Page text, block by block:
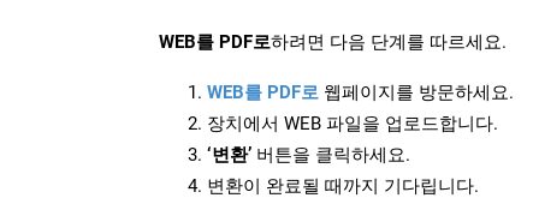
WEB를 PDF로하려면 다음 단계를 따르세요.
WEB를 PDF로 웹페이지를 방문하세요.
장치에서 WEB 파일을 업로드합니다.
‘변환’ 버튼을 클릭하세요.
변환이 완료될 때까지 기다립니다.